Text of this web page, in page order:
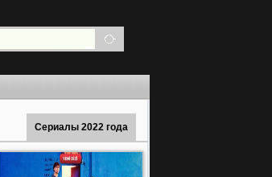
Сериалы 2022 года